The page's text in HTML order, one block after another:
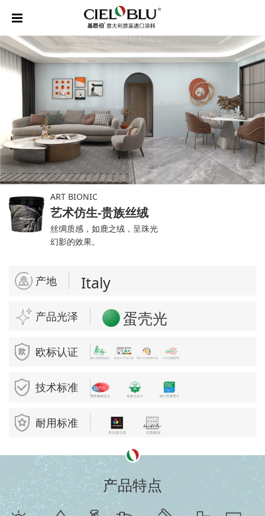
ART BIONIC
艺术仿生-贵族丝绒
丝绸质感，如鹿之绒，呈珠光
幻影的效果。
产地 Italy
产品光泽 蛋壳光
欧标认证
技术标准
耐用标准
产品特点